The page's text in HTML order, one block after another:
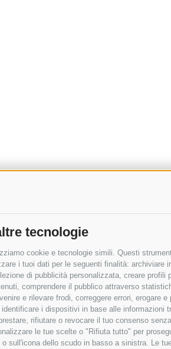
tecnologie
cookie e tecnologie simili. Questi
i tuoi dati per le seguenti finalità:
di pubblicità personalizzata, creare
comprendere il pubblico attraverso
e rilevare frodi, correggere errori,
i dispositivi in base alle
rifiutare o revocare il tuo consenso
le tue scelte o "Rifiuta tutto" per
sull'icona dello scudo in basso a sinistra. Le